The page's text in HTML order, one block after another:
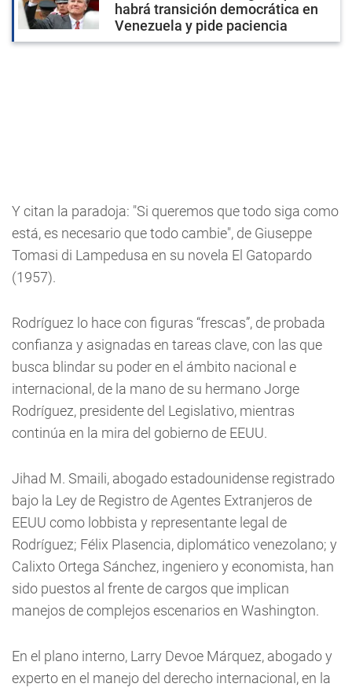
habrá transición democrática en
Venezuela y pide paciencia
Y citan la paradoja: "Si queremos que todo siga como
está, es necesario que todo cambie", de Giuseppe
Tomasi di Lampedusa en su novela El Gatopardo
(1957).
Rodríguez lo hace con figuras “frescas”, de probada
confianza y asignadas en tareas clave, con las que
busca blindar su poder en el ámbito nacional e
internacional, de la mano de su hermano Jorge
Rodríguez, presidente del Legislativo, mientras
continúa en la mira del gobierno de EEUU.
Jihad M. Smaili, abogado estadounidense registrado
bajo la Ley de Registro de Agentes Extranjeros de
EEUU como lobbista y representante legal de
Rodríguez; Félix Plasencia, diplomático venezolano; y
Calixto Ortega Sánchez, ingeniero y economista, han
sido puestos al frente de cargos que implican
manejos de complejos escenarios en Washington.
En el plano interno, Larry Devoe Márquez, abogado y
experto en el manejo del derecho internacional, en la